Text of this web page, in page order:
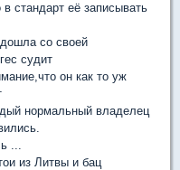
стандарт её записывать
со своей
судит
он как то уж
нормальный владелец
...
из Литвы и бац